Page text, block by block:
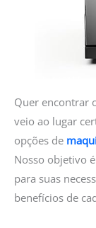
Quer encontrar
veio ao lugar
opções de
Nosso objetivo
para suas
benefícios de